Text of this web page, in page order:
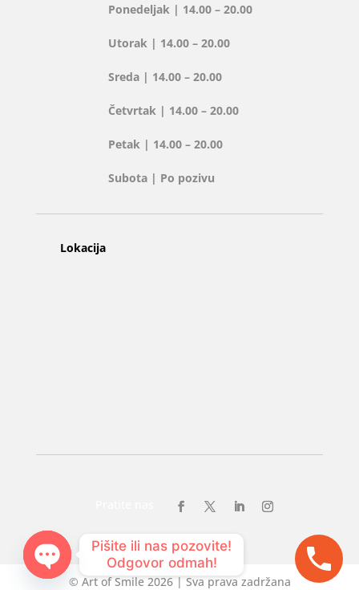
Ponedeljak | 14.00 – 20.00
Utorak | 14.00 – 20.00
Sreda | 14.00 – 20.00
Četvrtak | 14.00 – 20.00
Petak | 14.00 – 20.00
Subota | Po pozivu
Lokacija
© Art of Smile 2026 | Sva prava zadržana
Pišite ili nas pozovite!
Odgovor odmah!
Open